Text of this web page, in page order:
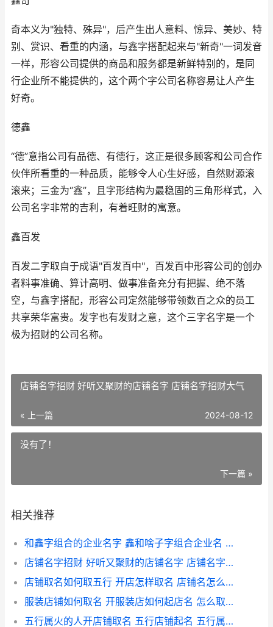
奇本义为"独特、殊异"，后产生出人意料、惊异、美妙、特
别、赏识、看重的内涵，与鑫字搭配起来与"新奇"一词发音
一样，形容公司提供的商品和服务都是新鲜特别的，是同
行企业所不能提供的，这个两个字公司名称容易让人产生
好奇。
德鑫
“德”意指公司有品德、有德行，这正是很多顾客和公司合作
伙伴所看重的一种品质，能够令人心生好感，自然财源滚
滚来；三金为“鑫”，且字形结构为最稳固的三角形样式，入
公司名字非常的吉利，有着旺财的寓意。
鑫百发
百发二字取自于成语"百发百中"，百发百中形容公司的创办
者料事准确、算计高明、做事准备充分有把握、绝不落
空，与鑫字搭配，形容公司定然能够带领数百之众的员工
共享荣华富贵。发字也有发财之意，这个三字名字是一个
极为招财的公司名称。
店铺名字招财 好听又聚财的店铺名字 店铺名字招财大气
« 上一篇 2024-08-12
没有了！
下一篇 »
相关推荐
和鑫字组合的企业名字 鑫和啥子字组合企业名 和鑫字组成的公司名字
店铺名字招财 好听又聚财的店铺名字 店铺名字招财大气
店铺取名如何取五行 开店怎样取名 店铺名怎么取好
服装店铺如何取名 开服装店如何起店名 怎么取服装店名字
五行属火的人开店铺取名 五行店铺起名 五行属火的人开公司叫什么名字好